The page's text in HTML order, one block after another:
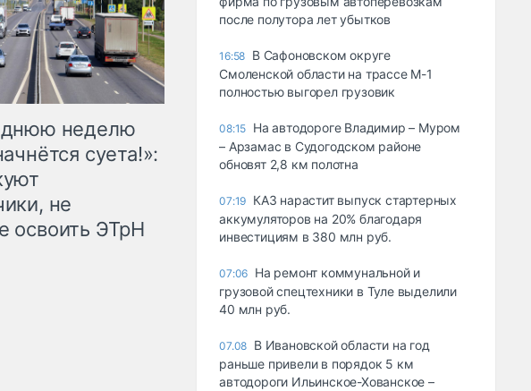
неделю
суета!»:
не
освоить ЭТрН
после полутора лет убытков
16:58 В Сафоновском округе
Смоленской области на трассе М-1
полностью выгорел грузовик
08:15 На автодороге Владимир – Муром
– Арзамас в Судогодском районе
обновят 2,8 км полотна
07:19 КАЗ нарастит выпуск стартерных
аккумуляторов на 20% благодаря
инвестициям в 380 млн руб.
07:06 На ремонт коммунальной и
грузовой спецтехники в Туле выделили
40 млн руб.
07.08 В Ивановской области на год
раньше привели в порядок 5 км
автодороги Ильинское-Хованское –